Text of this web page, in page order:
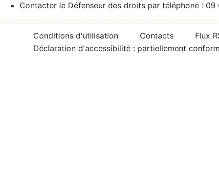
Contacter le Défenseur des droits par téléphone :
Conditions d'utilisation Contacts
Flux
Déclaration d'accessibilité : partiellement